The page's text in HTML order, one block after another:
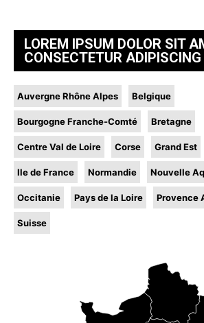
LOREM IPSUM DOLOR SIT
CONSECTETUR
Auvergne Rhône Alpes Belgique
Bourgogne Franche-Comté Bretagne
Centre Val de Loire Corse Grand Est
Ile de France Normandie Nouvelle
Occitanie Pays de la Loire Provence
Suisse